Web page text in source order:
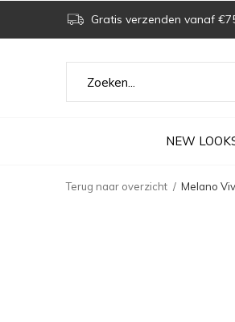
NEW
Gratis verzenden vanaf
Terug naar overzicht Melano